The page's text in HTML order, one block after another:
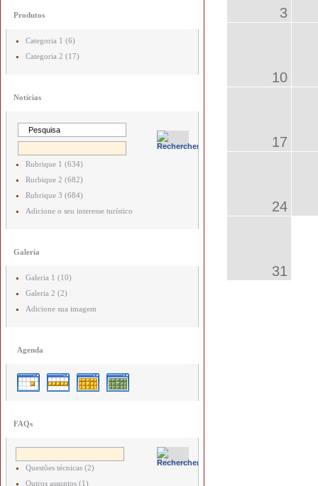
Produtos
Categoria 1 (6)
Categoria 2 (17)
Notícias
Rubrique 1 (634)
Rurbique 2 (682)
Rubrique 3 (684)
Adicione o seu interesse turístico
Galeria
Galeria 1 (10)
Galeria 2 (2)
Adicione sua imagem
Agenda
FAQs
Questões técnicas (2)
Outros assuntos (1)
3
10
17
24
31